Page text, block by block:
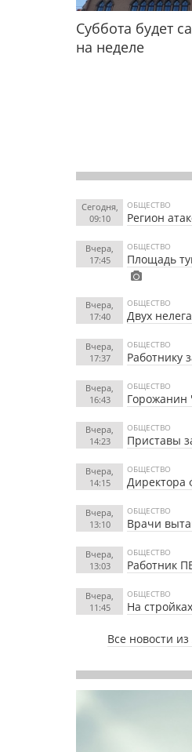
Суббота будет
на неделе
Сегодня,
09:10
ОБЩЕСТВО
Регион
Вчера,
17:45
ОБЩЕСТВО
Площадь
Вчера,
17:40
ОБЩЕСТВО
Двух
Вчера,
17:37
ОБЩЕСТВО
Работнику
Вчера,
16:43
ОБЩЕСТВО
Горожанин
Вчера,
14:23
ОБЩЕСТВО
Приставы
Вчера,
14:15
ОБЩЕСТВО
Директора
Вчера,
13:10
ОБЩЕСТВО
Врачи
Вчера,
13:03
ОБЩЕСТВО
Работник
Вчера,
11:45
ОБЩЕСТВО
На
Все новости